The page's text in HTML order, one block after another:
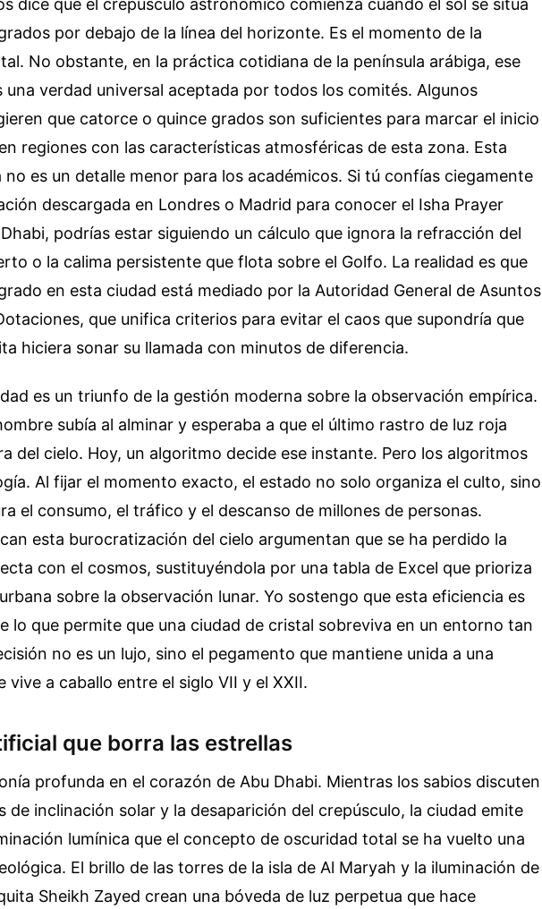
por debajo de la línea del horizonte. Es el momento de la
No obstante, en la práctica cotidiana de la península arábiga, ese
una verdad universal aceptada por todos los comités. Algunos
que catorce o quince grados son suficientes para marcar el inicio
regiones con las características atmosféricas de esta zona. Esta
no es un detalle menor para los académicos. Si tú confías ciegamente
descargada en Londres o Madrid para conocer el Isha Prayer
podrías estar siguiendo un cálculo que ignora la refracción del
o la calima persistente que flota sobre el Golfo. La realidad es que
en esta ciudad está mediado por la Autoridad General de Asuntos
que unifica criterios para evitar el caos que supondría que
hiciera sonar su llamada con minutos de diferencia.
es un triunfo de la gestión moderna sobre la observación empírica.
subía al alminar y esperaba a que el último rastro de luz roja
del cielo. Hoy, un algoritmo decide ese instante. Pero los algoritmos
Al fijar el momento exacto, el estado no solo organiza el culto, sino
el consumo, el tráfico y el descanso de millones de personas.
esta burocratización del cielo argumentan que se ha perdido la
con el cosmos, sustituyéndola por una tabla de Excel que prioriza
sobre la observación lunar. Yo sostengo que esta eficiencia es
lo que permite que una ciudad de cristal sobreviva en un entorno tan
no es un lujo, sino el pegamento que mantiene unida a una
vive a caballo entre el siglo VII y el XXII.
que borra las estrellas
profunda en el corazón de Abu Dhabi. Mientras los sabios discuten
de inclinación solar y la desaparición del crepúsculo, la ciudad emite
lumínica que el concepto de oscuridad total se ha vuelto una
El brillo de las torres de la isla de Al Maryah y la iluminación de
Sheikh Zayed crean una bóveda de luz perpetua que hace